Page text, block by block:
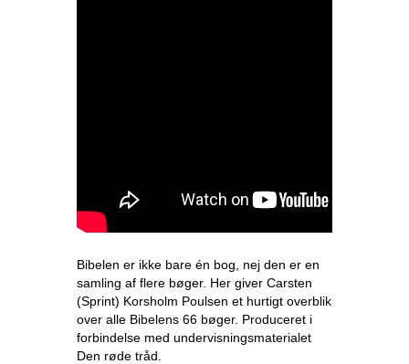
Bibelen er ikke bare én bog, nej den er en
samling af flere bøger. Her giver Carsten
(Sprint) Korsholm Poulsen et hurtigt overblik
over alle Bibelens 66 bøger. Produceret i
forbindelse med undervisningsmaterialet
Den røde tråd.